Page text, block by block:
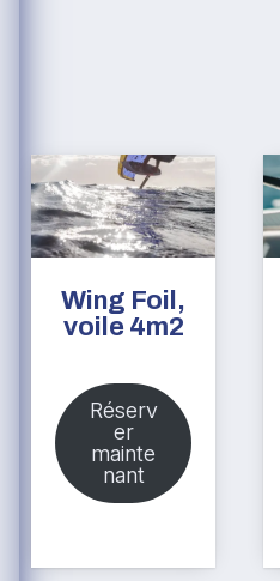
Wing Foil,
voile 4m2
Réserv
er
mainte
nant